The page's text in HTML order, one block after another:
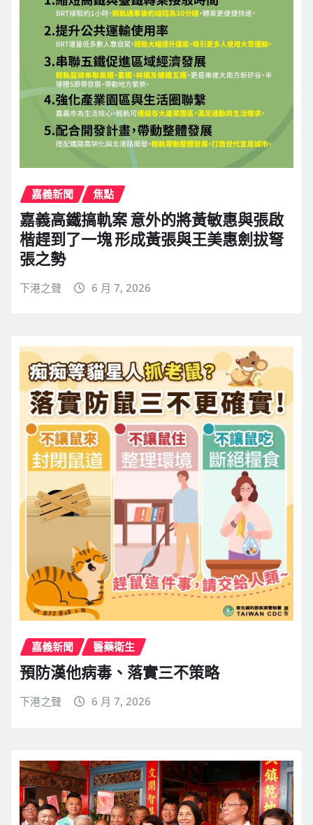
嘉義新聞 焦點
嘉義高鐵搞軌案 意外的將黃敏惠與張啟
楷趕到了一塊 形成黃張與王美惠劍拔弩
張之勢
下港之聲 6 月 7, 2026
嘉義新聞 醫藥衛生
預防漢他病毒、落實三不策略
下港之聲 6 月 7, 2026